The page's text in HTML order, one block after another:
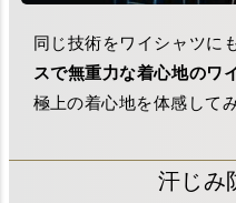
同じ技術をワイシャツに
スで無重力な着心地のワ
極上の着心地を体感して
汗じみ